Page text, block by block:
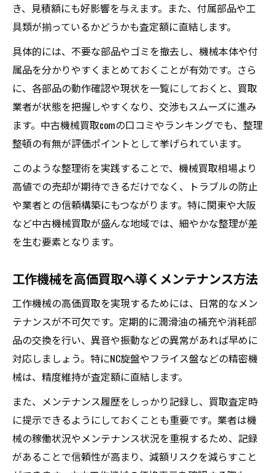
き、見積額にも好影響を与えます。また、付属部品や工
具類が揃っているかどうかも査定額に直結します。
具体的には、不要な部品やゴミを撤去し、機械本体や付
属品を分かりやすくまとめておくことが有効です。さら
に、各部品の動作確認や現状を一覧にしておくと、買取
業者が状態を把握しやすくなり、交渉もスムーズに進み
ます。中古機械買取comの口コミやランキングでも、整理
整頓の有無が評価ポイントとして挙げられています。
このような整理術を実践することで、機械買取相場より
高値での売却が期待できるだけでなく、トラブルの防止
や業者との信頼構築にもつながります。特に関東や大阪
など中古機械買取が盛んな地域では、細やかな整理が差
を生む要素となります。
工作機械を高価買取へ導くメンテナンス方法
工作機械の高価買取を実現するためには、日常的なメン
テナンスが不可欠です。定期的に潤滑油の補充や消耗部
品の交換を行い、異音や振動などの異常があれば早めに
対応しましょう。特にNC旋盤やフライス盤などの精密機
械は、精度維持が査定額に直結します。
また、メンテナンス履歴をしっかり記録し、買取査定時
に提示できるようにしておくことも重要です。業者は機
械の稼働状況やメンテナンス状況を重視するため、記録
があることで信頼性が高まり、減額リスクを減らすこと